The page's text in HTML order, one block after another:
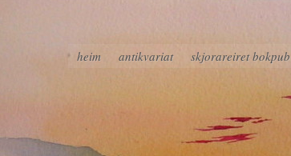
heim antikvariat skjorareiret bokpub